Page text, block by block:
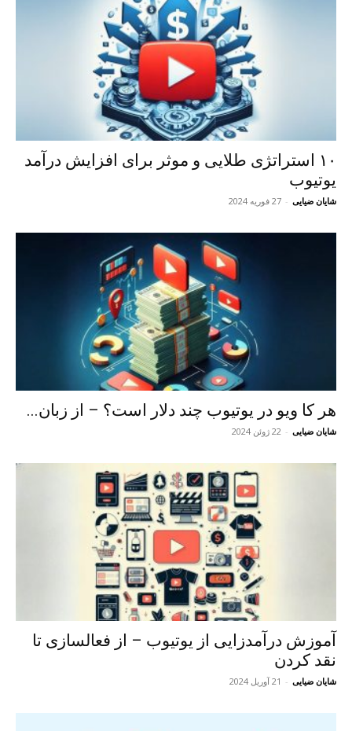
۱۰ استراتژی طلایی و موثر برای افزایش درآمد
یوتیوب
شایان ضیایی - 27 فوریه 2024
هر کا ویو در یوتیوب چند دلار است؟ – از زبان...
شایان ضیایی - 22 ژوئن 2024
آموزش درآمدزایی از یوتیوب – از فعالسازی تا
نقد کردن
شایان ضیایی - 21 آوریل 2024